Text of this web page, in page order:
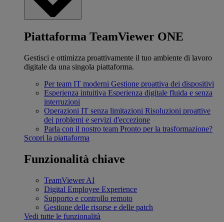
Piattaforma TeamViewer ONE
Gestisci e ottimizza proattivamente il tuo ambiente di lavoro
digitale da una singola piattaforma.
Per team IT moderni Gestione proattiva dei dispositivi
Esperienza intuitiva Esperienza digitale fluida e senza
interruzioni
Operazioni IT senza limitazioni Risoluzioni proattive
dei problemi e servizi d'eccezione
Parla con il nostro team Pronto per la trasformazione?
Scopri la piattaforma
Funzionalità chiave
TeamViewer AI
Digital Employee Experience
Supporto e controllo remoto
Gestione delle risorse e delle patch
Vedi tutte le funzionalità